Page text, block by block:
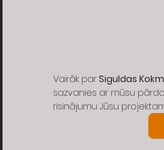
Vairāk par Siguldas
sazvanies ar mūsu
risinājumu Jūsu